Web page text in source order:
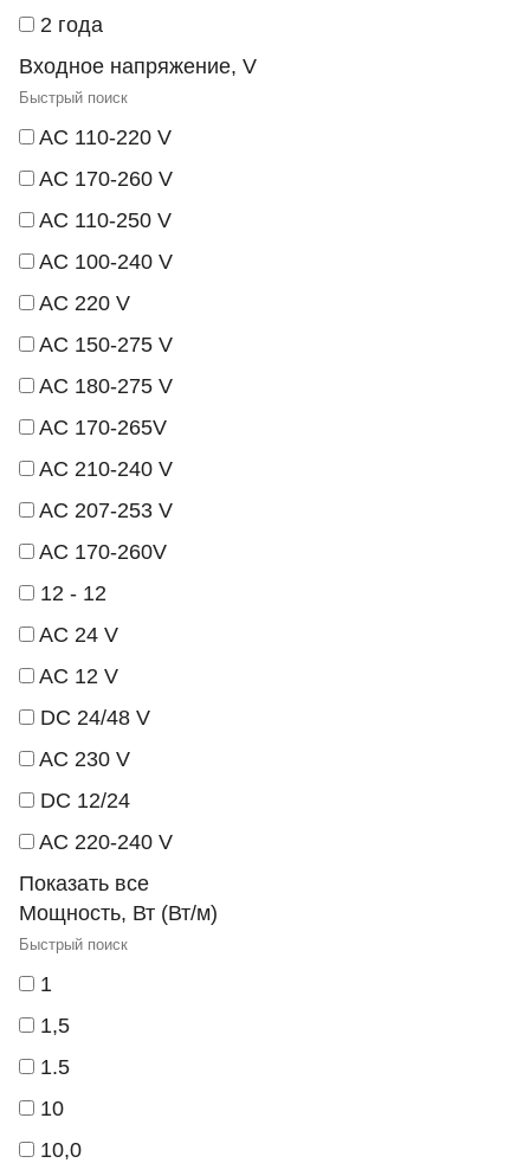
2 года
Входное напряжение, V
AC 110-220 V
AC 170-260 V
AC 110-250 V
AC 100-240 V
AC 220 V
AC 150-275 V
AC 180-275 V
AC 170-265V
AC 210-240 V
AC 207-253 V
AC 170-260V
12 - 12
AC 24 V
AC 12 V
DC 24/48 V
AC 230 V
DC 12/24
AC 220-240 V
Показать все
Мощность, Вт (Вт/м)
1
1,5
1.5
10
10,0